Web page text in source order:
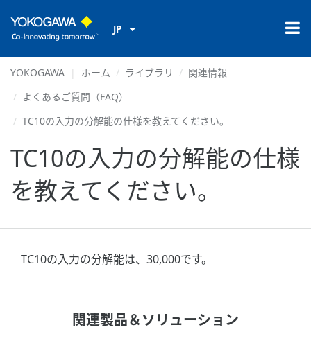
JP
YOKOGAWA ホーム ライブラリ
関連情報
よくあるご質問（FAQ）
TC10の入力の分解能の仕様を教えてください。
TC10の入力の分解能の仕様
を教えてください。
TC10の入力の分解能は、30,000です。
関連製品＆ソリューション